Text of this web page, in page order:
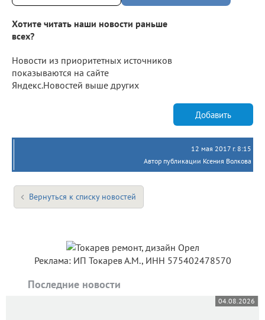
Хотите читать наши новости раньше
всех?
Новости из приоритетных источников
показываются на сайте
Яндекс.Новостей выше других
Добавить
12 мая 2017 г. 8:15
Автор публикации Ксения Волкова
Вернуться к списку новостей
Реклама: ИП Токарев А.М., ИНН 575402478570
Последние новости
04.08.2026